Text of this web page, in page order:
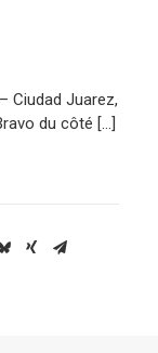
Ciudad Juarez,
du côté […]